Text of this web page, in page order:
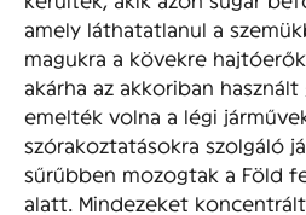
amely láthatatlanul a
magukra a kövekre
akárha az akkoriban használt
emelték volna a légi
szórakoztatásokra szolgáló
sűrűbben mozogtak a Föld
alatt. Mindezeket